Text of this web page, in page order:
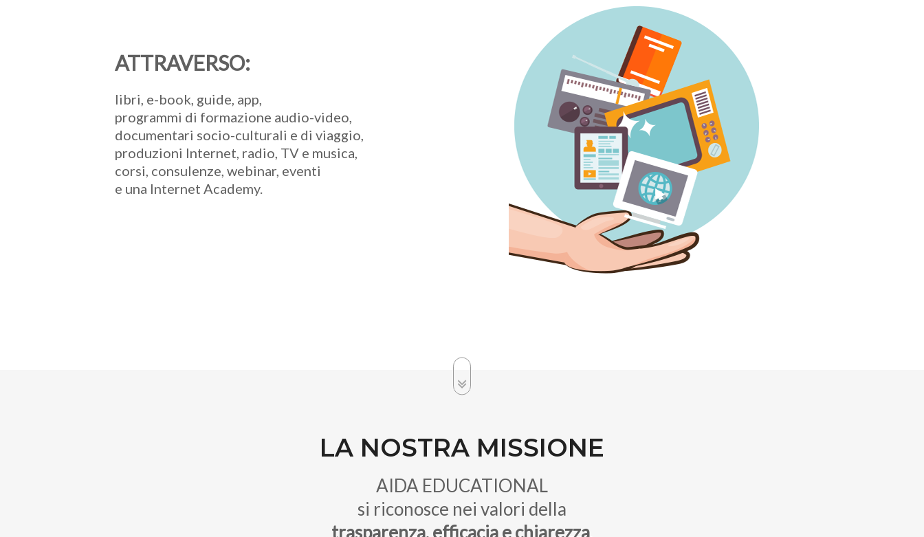
ATTRAVERSO:
libri, e-book, guide, app,
programmi di formazione audio-video,
documentari socio-culturali e di viaggio,
produzioni Internet, radio, TV e musica,
corsi, consulenze, webinar, eventi
e una Internet Academy.
LA NOSTRA MISSIONE
AIDA EDUCATIONAL
si riconosce nei valori della
trasparenza, efficacia e chiarezza.